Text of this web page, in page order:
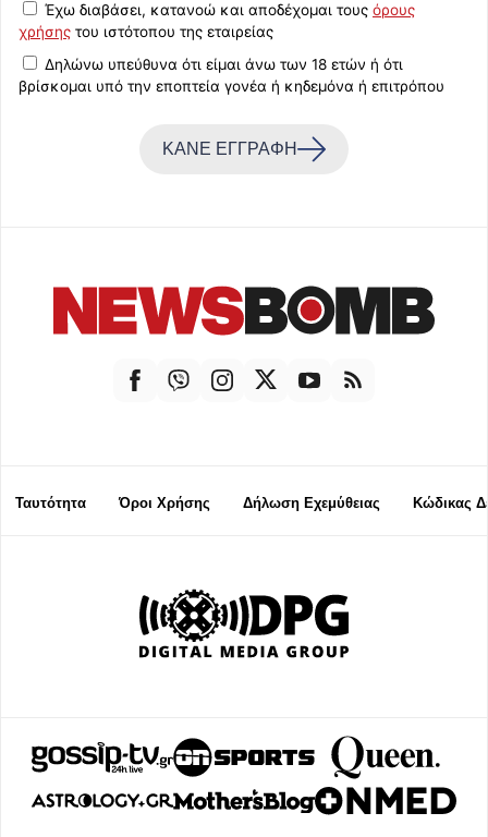
Έχω διαβάσει, κατανοώ και αποδέχομαι τους όρους
χρήσης του ιστότοπου της εταιρείας
Δηλώνω υπεύθυνα ότι είμαι άνω των 18 ετών ή ότι
βρίσκομαι υπό την εποπτεία γονέα ή κηδεμόνα ή επιτρόπου
ΚΑΝΕ ΕΓΓΡΑΦΗ
Ταυτότητα Όροι Χρήσης Δήλωση Εχεμύθειας Κώδικας